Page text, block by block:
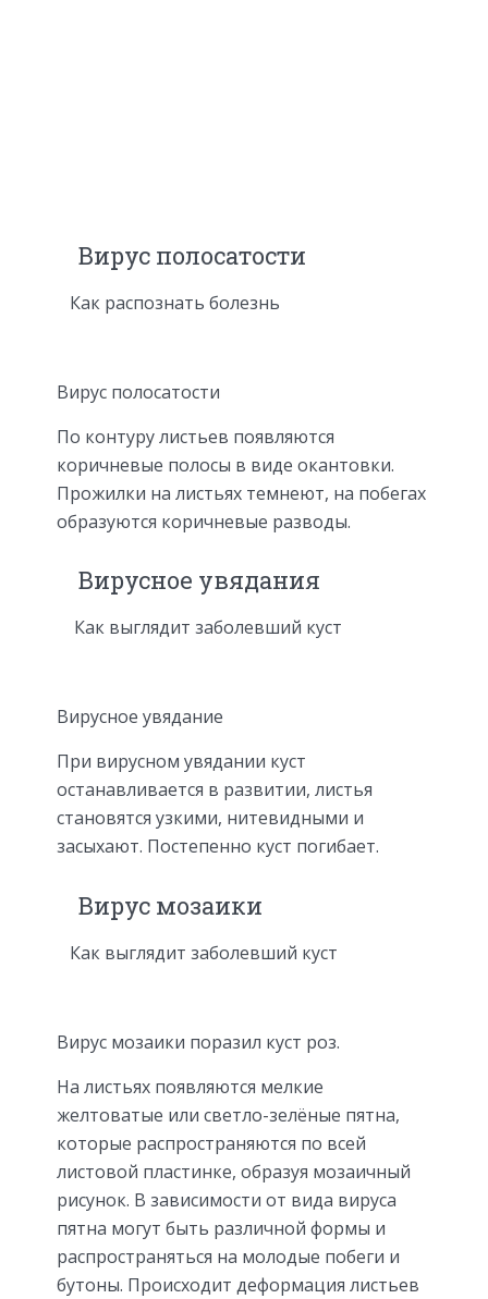
Вирус полосатости
Как распознать болезнь
Вирус полосатости
По контуру листьев появляются
коричневые полосы в виде окантовки.
Прожилки на листьях темнеют, на побегах
образуются коричневые разводы.
Вирусное увядания
Как выглядит заболевший куст
Вирусное увядание
При вирусном увядании куст
останавливается в развитии, листья
становятся узкими, нитевидными и
засыхают. Постепенно куст погибает.
Вирус мозаики
Как выглядит заболевший куст
Вирус мозаики поразил куст роз.
На листьях появляются мелкие
желтоватые или светло-зелёные пятна,
которые распространяются по всей
листовой пластинке, образуя мозаичный
рисунок. В зависимости от вида вируса
пятна могут быть различной формы и
распространяться на молодые побеги и
бутоны. Происходит деформация листьев